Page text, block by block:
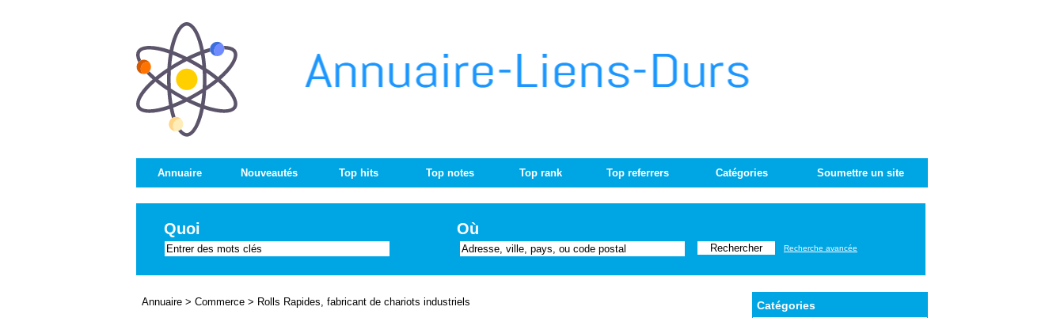
Annuaire Nouveautés Top hits Top notes Top rank Top referrers Catégories Soumettre un site
Quoi Où
Recherche avancée
Catégories
Annuaire > Commerce > Rolls Rapides, fabricant de chariots industriels